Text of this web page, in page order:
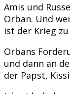
Amis und
Orban. Und
ist der Krieg zu
Orbans
und dann an
der Papst,